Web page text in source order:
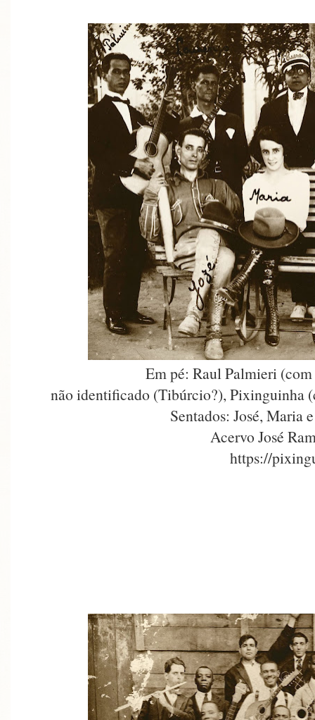
Em pé: Raul Palmieri
não identificado (Tibúrcio?), Pixinguinha
Sentados: José,
Acervo José
https://